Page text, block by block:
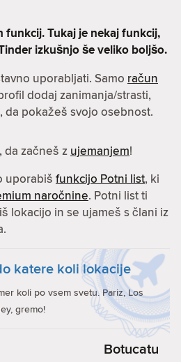
funkcij. Tukaj je nekaj funkcij,
izkušnjo še veliko boljšo.
uporabljati. Samo račun
dodaj zanimanja/strasti,
pokažeš svojo osebnost.
da začneš z ujemanjem!
uporabiš funkcijo Potni list, ki
naročnine. Potni list ti
lokacijo in se ujameš s člani iz
katere koli lokacije
koli po vsem svetu. Pariz, Los
gremo!
Botucatu